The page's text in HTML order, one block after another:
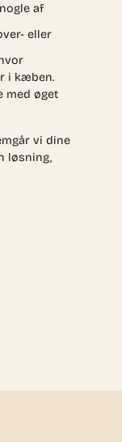
af
eller
i kæben.
med øget
vi dine
løsning,